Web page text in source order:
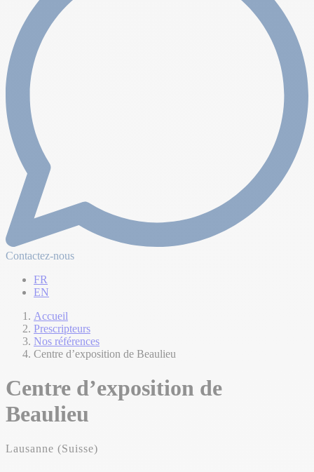
Contactez-nous
FR
EN
Accueil
Prescripteurs
Nos références
Centre d’exposition de Beaulieu
Centre d’exposition de
Beaulieu
Lausanne (Suisse)